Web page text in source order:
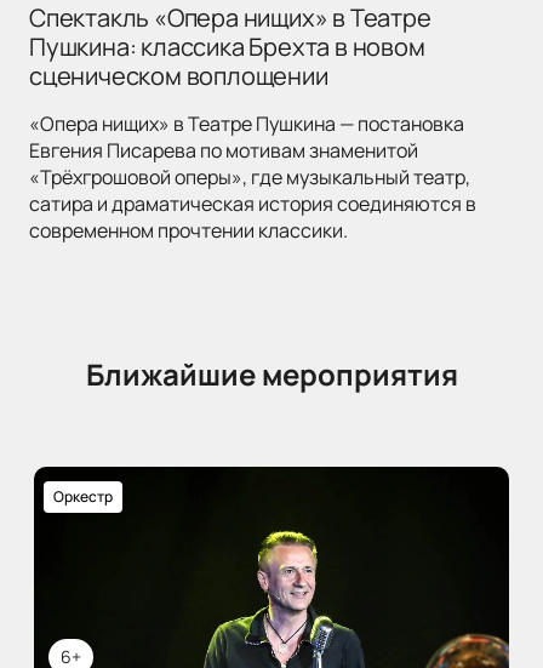
Спектакль «Опера нищих» в Театре
Пушкина: классика Брехта в новом
сценическом воплощении
«Опера нищих» в Театре Пушкина — постановка
Евгения Писарева по мотивам знаменитой
«Трёхгрошовой оперы», где музыкальный театр,
сатира и драматическая история соединяются в
современном прочтении классики.
Ближайшие мероприятия
6+
Оркестр